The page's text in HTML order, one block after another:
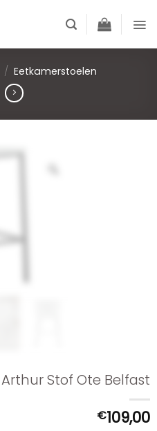
/ Eetkamerstoelen
Stof Ote Belfast
€109,00